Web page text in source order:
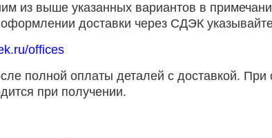
из выше указанных вариантов в
доставки через СДЭК указывайте
offices
полной оплаты деталей с доставкой.
при получении.